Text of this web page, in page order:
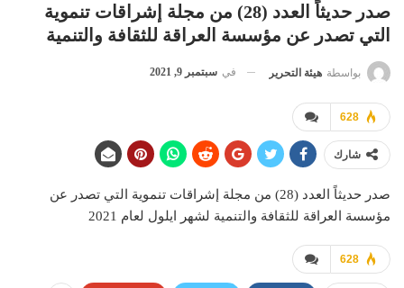
صدر حديثاً العدد (28) من مجلة إشراقات تنموية
التي تصدر عن مؤسسة العراقة للثقافة والتنمية
بواسطة هيئة التحرير في سبتمبر 9, 2021
628
شارك
صدر حديثاً العدد (28) من مجلة إشراقات تنموية التي تصدر عن
مؤسسة العراقة للثقافة والتنمية لشهر ايلول لعام 2021
628